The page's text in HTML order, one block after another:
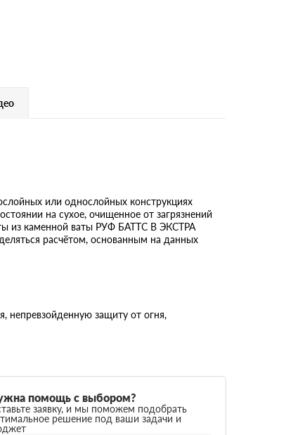
или однослойных конструкциях
на сухое, очищенное от загрязнений
из каменной ваты РУФ БАТТС В ЭКСТРА
расчётом, основанным на данных
непревзойденную защиту от огня,
помощь с выбором?
заявку, и мы поможем подобрать
решение под ваши задачи и